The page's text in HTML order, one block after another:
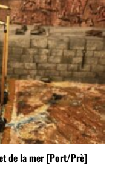
de la mer [Port/Prè]